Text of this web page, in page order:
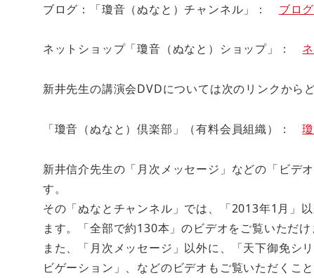
ブログ：「瓊音（ぬなと）チャンネル」： ブロ
ネットショップ「瓊音（ぬなと）ショップ」：
新井先生の講演会DVDについては次のリンクから
「瓊音（ぬなと）倶楽部」（有料会員組織）：
新井信介先生の「月次メッセージ」などの「ビデ
す。
その「ぬなとチャンネル」では、「2013年1月」
ます。「全部で約130本」のビデオをご覧いただけ
また、「月次メッセージ」以外に、「天下御免シ
ビゲーション」、などのビデオもご覧いただくこと